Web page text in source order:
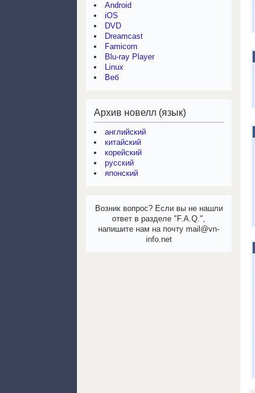
Android
iOS
DVD
Dreamcast
Famicom
Blu-ray Player
Linux
Веб
Архив новелл (язык)
английский
китайский
корейский
русский
японский
Возник вопрос? Если вы не нашли
ответ в разделе "F.A.Q.",
напишите нам на почту mail@vn-
info.net